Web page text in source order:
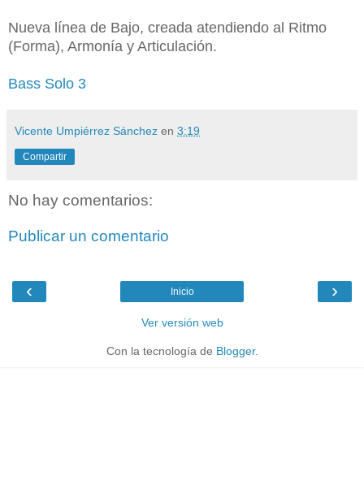
Nueva línea de Bajo, creada atendiendo al Ritmo
(Forma), Armonía y Articulación.
Bass Solo 3
Vicente Umpiérrez Sánchez en 3:19
Compartir
No hay comentarios:
Publicar un comentario
‹ ›
Inicio
Ver versión web
Con la tecnología de Blogger.